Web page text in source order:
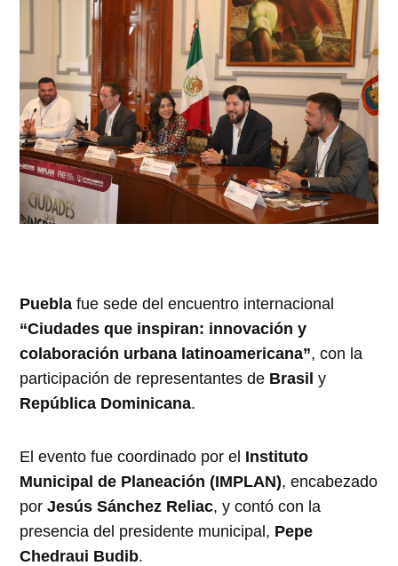
Puebla fue sede del encuentro internacional
“Ciudades que inspiran: innovación y
colaboración urbana latinoamericana”, con la
participación de representantes de Brasil y
República Dominicana.
El evento fue coordinado por el Instituto
Municipal de Planeación (IMPLAN), encabezado
porJesús Sánchez Reliac, y contó con la
presencia del presidente municipal, Pepe
Chedraui Budib.